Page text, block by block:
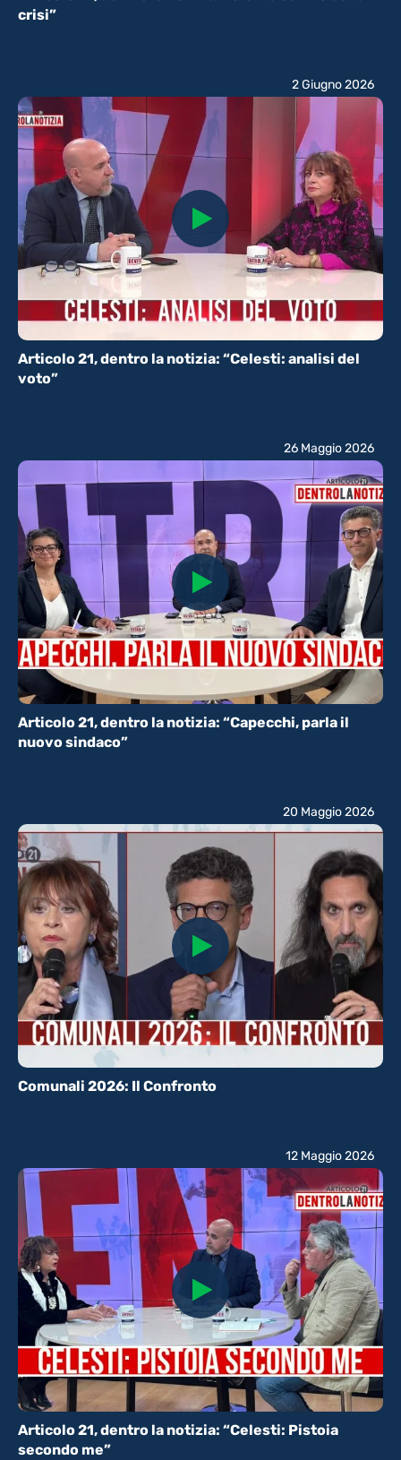
crisi”
Articolo 21, dentro la notizia: “Celesti: analisi del
voto”
2 Giugno 2026
Articolo 21, dentro la notizia: “Capecchi, parla il
nuovo sindaco”
26 Maggio 2026
Comunali 2026: Il Confronto
20 Maggio 2026
Articolo 21, dentro la notizia: “Celesti: Pistoia
secondo me”
12 Maggio 2026